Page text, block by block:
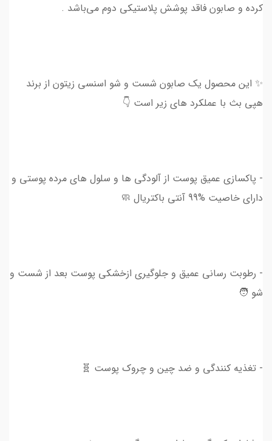
کرده و صابون فاقد پوشش پلاستیکی دوم می‌باشد .
✨ این محصول یک صابون شست و شو اسنسی زیتون از برند
هپی بث با عملکرد های زیر است 👇
- پاکسازی عمیق پوست از آلودگی ها و سلول های مرده پوستی و
دارای خاصیت %99 آنتی باکتریال 🧼
- رطوبت رسانی عمیق و جلوگیری ازخشکی پوست بعد از شست و
شو 🧑
- تغذیه کنندگی و ضد چین و چروک پوست 🧬